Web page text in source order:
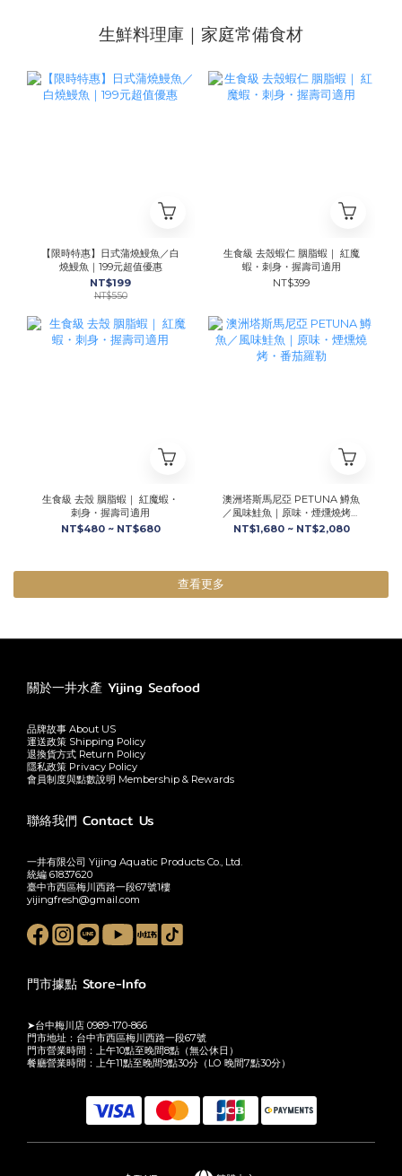
生鮮料理庫｜家庭常備食材
【限時特惠】日式蒲燒鰻魚／白
燒鰻魚｜199元超值優惠
NT$199
NT$550
生食級 去殼蝦仁 胭脂蝦｜ 紅魔
蝦・刺身・握壽司適用
NT$399
生食級 去殼 胭脂蝦｜ 紅魔蝦・
刺身・握壽司適用
NT$480 ~ NT$680
澳洲塔斯馬尼亞 PETUNA 鱒魚
／風味鮭魚｜原味・煙燻燒烤・
番茄羅勒
NT$1,680 ~ NT$2,080
查看更多
關於一井水產 Yijing Seafood
品牌故事 About US
運送政策 Shipping Policy
退換貨方式 Return Policy
隱私政策 Privacy Policy
會員制度與點數說明 Membership & Rewards
聯絡我們 Contact Us
一井有限公司 Yijing Aquatic Products Co., Ltd.
統編 61837620
臺中市西區梅川西路一段67號1樓
yijingfresh@gmail.com
門市據點 Store-Info
➤台中梅川店 0989-170-866
門市地址：台中市西區梅川西路一段67號
門市營業時間：上午10點至晚間8點（無公休日）
餐廳營業時間：上午11點至晚間9點30分（LO 晚間7點30分）